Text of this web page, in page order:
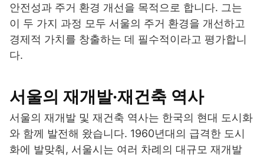
안전성과 주거 환경 개선을 목적으로 합니다. 그는
이 두 가지 과정 모두 서울의 주거 환경을 개선하고
경제적 가치를 창출하는 데 필수적이라고 평가합니
다.
서울의 재개발·재건축 역사
서울의 재개발 및 재건축 역사는 한국의 현대 도시화
와 함께 발전해 왔습니다. 1960년대의 급격한 도시
화에 발맞춰, 서울시는 여러 차례의 대규모 재개발